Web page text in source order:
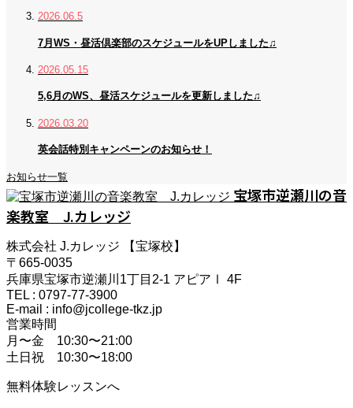
2026.06.5
7月WS・昼活倶楽部のスケジュールをUPしました♫
2026.05.15
5,6月のWS、昼活スケジュールを更新しました♫
2026.03.20
英会話特別キャンペーンのお知らせ！
お知らせ一覧
宝塚市逆瀬川の音
楽教室 J.カレッジ
株式会社 J.カレッジ 【宝塚校】
〒665-0035
兵庫県宝塚市逆瀬川1丁目2-1 アピアⅠ 4F
TEL : 0797-77-3900
E-mail : info@jcollege-tkz.jp
営業時間
月〜金 10:30〜21:00
土日祝 10:30〜18:00
無料体験レッスンへ